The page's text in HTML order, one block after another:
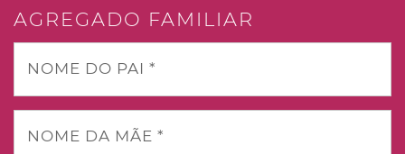
AGREGADO FAMILIAR
NOME DO PAI *
NOME DA MÃE *